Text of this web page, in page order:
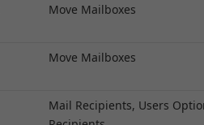
Move Mailboxes
Move Mailboxes
Mail Recipients, Users